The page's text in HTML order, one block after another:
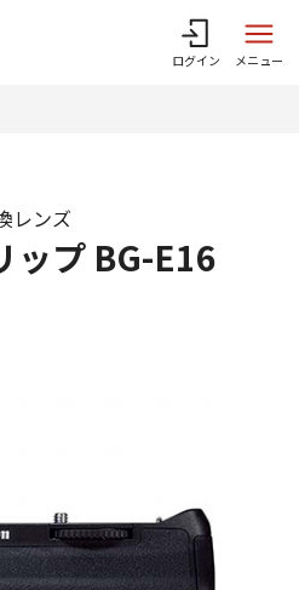
ログイン メニュー
ップ BG-E16
レンズ